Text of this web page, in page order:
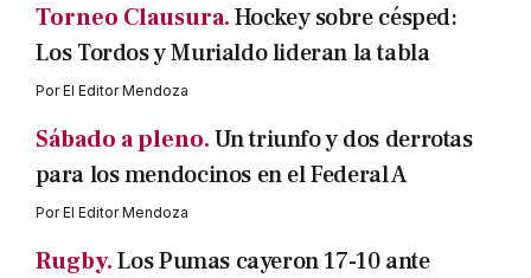
Torneo Clausura.Hockey sobre césped:
Los Tordos y Murialdo lideran la tabla
PorEl Editor Mendoza
Sábado a pleno.Un triunfo y dos derrotas
para los mendocinos en el Federal A
PorEl Editor Mendoza
Rugby.Los Pumas cayeron 17-10 ante